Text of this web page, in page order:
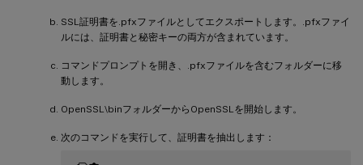
SSL証明書を.pfxファイルとしてエクスポートします。.pfxファイ
ルには、証明書と秘密キーの両方が含まれています。
コマンドプロンプトを開き、.pfxファイルを含むフォルダーに移
動します。
OpenSSL\binフォルダーからOpenSSLを開始します。
次のコマンドを実行して、証明書を抽出します：